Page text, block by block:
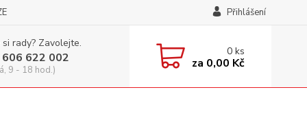
Přihlášení
rady? Zavolejte.
622 002
9 - 18 hod.)
0ks
za 0,00 Kč